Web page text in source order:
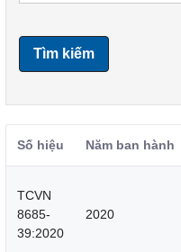
Tìm kiếm
Số hiệu Năm ban hành
TCVN
8685-
39:2020
2020